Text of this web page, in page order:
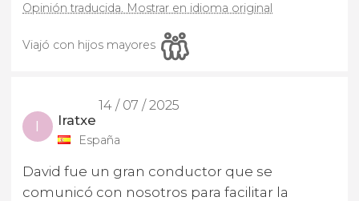
Opinión traducida. Mostrar en idioma original
Viajó con hijos mayores
14 / 07 / 2025
I Iratxe
España
David fue un gran conductor que se
comunicó con nosotros para facilitar la